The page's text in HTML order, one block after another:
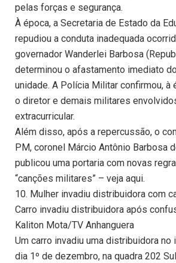
pelas forças e segurança.
À época, a Secretaria de Estado da
repudiou a conduta inadequada
governador Wanderlei Barbosa
determinou o afastamento imediato
unidade. A Polícia Militar confirmou, à
o diretor e demais militares
extracurricular.
Além disso, após a repercussão, o
PM, coronel Márcio Antônio Barbosa
publicou uma portaria com novas
“canções militares” – veja aqui.
10. Mulher invadiu distribuidora com
Carro invadiu distribuidora após
Kaliton Mota/TV Anhanguera
Um carro invadiu uma distribuidora no
dia 1º de dezembro, na quadra 202